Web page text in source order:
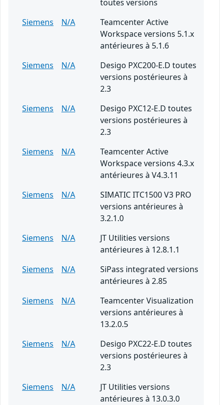
toutes versions
Siemens
N/A
Teamcenter Active
Workspace versions 5.1.x
antérieures à 5.1.6
Siemens
N/A
Desigo PXC200-E.D toutes
versions postérieures à
2.3
Siemens
N/A
Desigo PXC12-E.D toutes
versions postérieures à
2.3
Siemens
N/A
Teamcenter Active
Workspace versions 4.3.x
antérieures à V4.3.11
Siemens
N/A
SIMATIC ITC1500 V3 PRO
versions antérieures à
3.2.1.0
Siemens
N/A
JT Utilities versions
antérieures à 12.8.1.1
Siemens
N/A
SiPass integrated versions
antérieures à 2.85
Siemens
N/A
Teamcenter Visualization
versions antérieures à
13.2.0.5
Siemens
N/A
Desigo PXC22-E.D toutes
versions postérieures à
2.3
Siemens
N/A
JT Utilities versions
antérieures à 13.0.3.0